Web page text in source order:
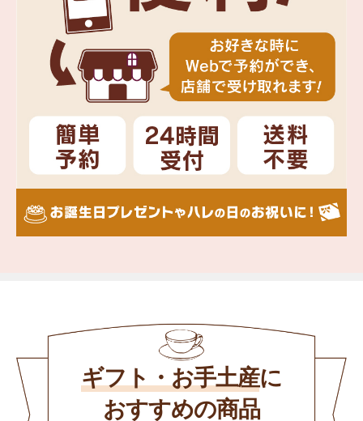
ギフト・お手土産に
おすすめの商品